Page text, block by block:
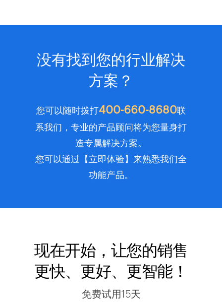
没有找到您的行业解决
方案？
您可以随时拨打400-660-8680联
系我们，专业的产品顾问将为您量身打
造专属解决方案。
您可以通过【立即体验】来熟悉我们全
功能产品。
现在开始，让您的销售
更快、更好、更智能！
免费试用15天